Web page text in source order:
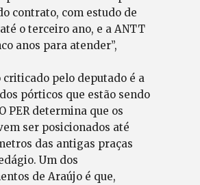
contrato, com estudo de
o terceiro ano, e a ANTT
anos para atender”,
criticado pelo deputado é a
pórticos que estão sendo
PER determina que os
ser posicionados até
das antigas praças
Um dos
de Araújo é que,